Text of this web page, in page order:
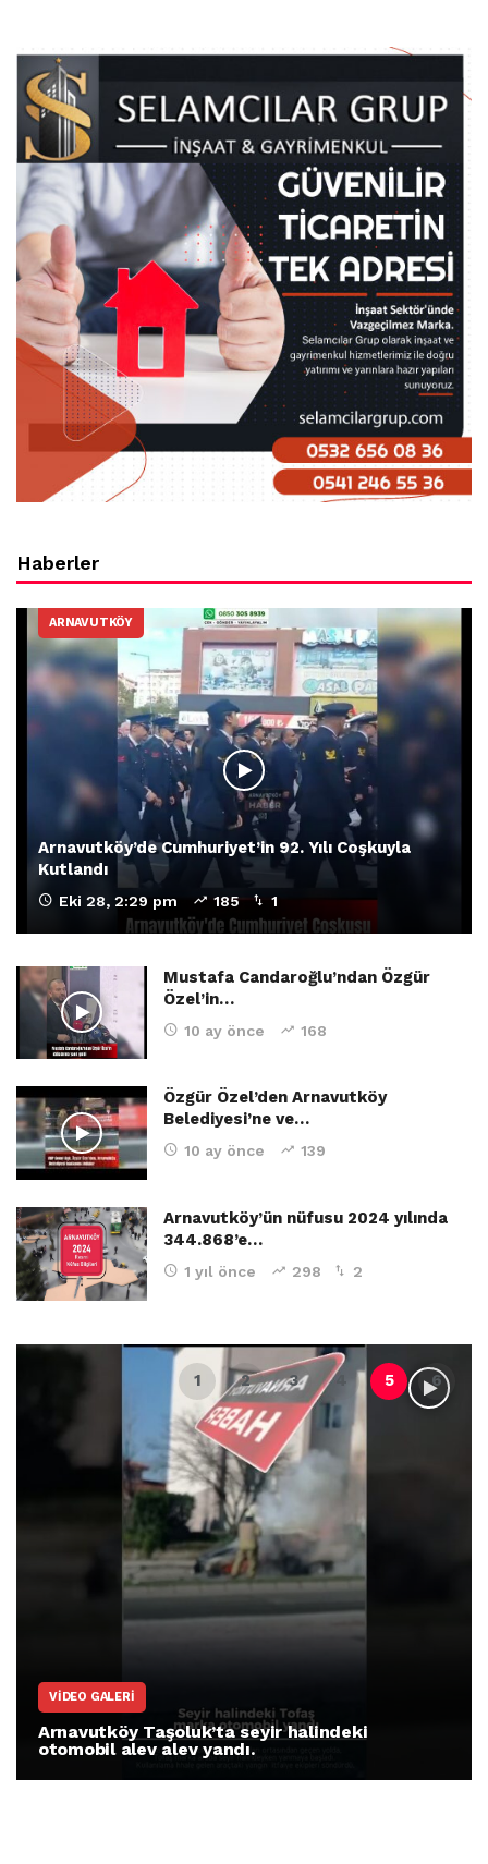
Haberler
ARNAVUTKÖY
Arnavutköy’de Cumhuriyet’in 92. Yılı Coşkuyla
Kutlandı
Eki 28, 2:29 pm 185 1
Mustafa Candaroğlu’ndan Özgür
Özel’in…
10 ay önce 168
Özgür Özel’den Arnavutköy
Belediyesi’ne ve…
10 ay önce 139
Arnavutköy’ün nüfusu 2024 yılında
344.868’e…
1 yıl önce 298 2
VIDEO GALERI
Arnavutköy Taşoluk’ta seyir halindeki
otomobil alev alev yandı.